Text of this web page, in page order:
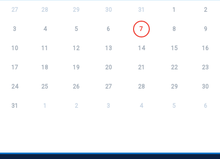
27 28 29 30 31 1 2
3 4 5 6 7 8 9
10 11 12 13 14 15 16
17 18 19 20 21 22 23
24 25 26 27 28 29 30
31 1 2 3 4 5 6